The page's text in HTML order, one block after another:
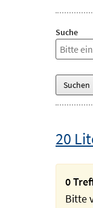
Suche
20
0
Bitte